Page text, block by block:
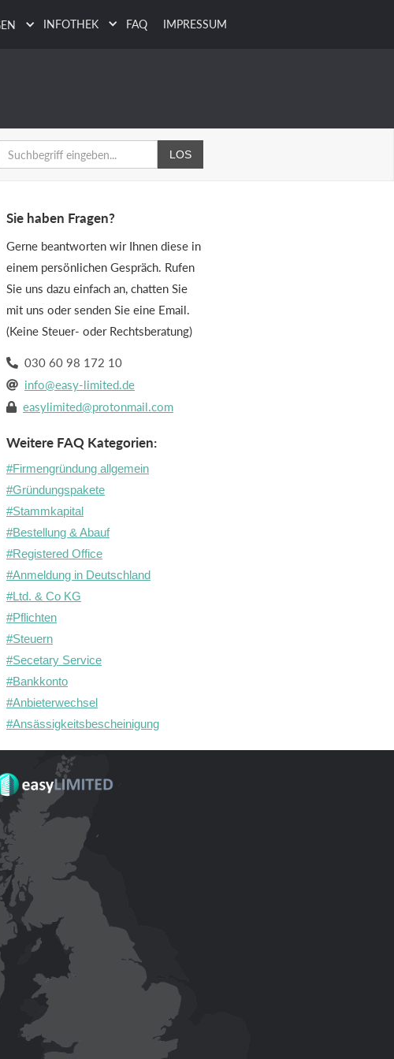
INFOTHEK FAQ IMPRESSUM
Sie haben Fragen?
Gerne beantworten wir Ihnen diese in
einem persönlichen Gespräch. Rufen
Sie uns dazu einfach an, chatten Sie
mit uns oder senden Sie eine Email.
(Keine Steuer- oder Rechtsberatung)
 030 60 98 172 10
 info@easy-limited.de
 easylimited@protonmail.com
Weitere FAQ Kategorien:
#Firmengründung allgemein
#Gründungspakete
#Stammkapital
#Bestellung & Abauf
#Registered Office
#Anmeldung in Deutschland
#Ltd. & Co KG
#Pflichten
#Steuern
#Secetary Service
#Bankkonto
#Anbieterwechsel
#Ansässigkeitsbescheinigung